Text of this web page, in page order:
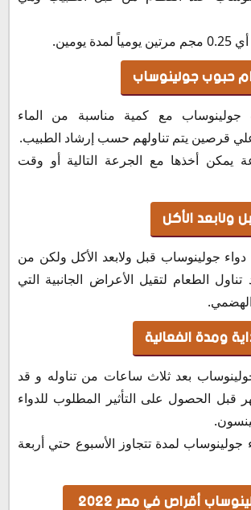
حبوب جولينوساب
جولينوساب مع كمية مناسبة من الماء
قرصين يتم تناولهم حسب إرشاد الطبيب.
يمكن أخذها مع الجرعة التالية أو وقت
ولابعد الأكل
جولينوساب قبل ولابعد الأكل ولكن من
تناول الطعام لتقيل الأعراض الجانبية التي
ومدة الفعالية
جولينوساب بعد ثلاث ساعات من تناوله و قد
قبل الحصول على التأثير المطلوب للدواء
جولينوساب لمدة تتجاوز الأسبوع حتي أربعة
أقراص في مصر 2022